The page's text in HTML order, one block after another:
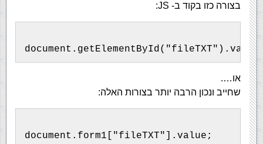
בצורה כזו בקוד ב- JS:
או….
שחייב ונכון הרבה יותר בצורות האלה:
document.form1["fileTXT"].value;